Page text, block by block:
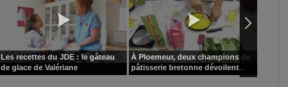
Les recettes du JDE : le gâteau
de glace de Valériane
À Ploemeur, deux champions de
pâtisserie bretonne dévoilent...
Mini
sans